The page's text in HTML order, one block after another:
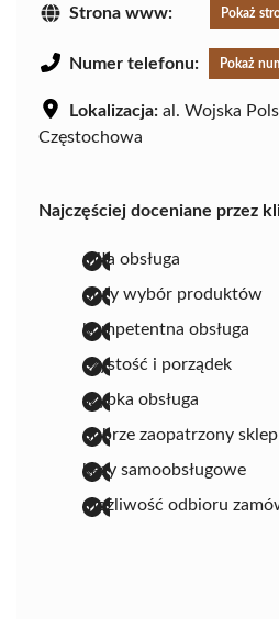
Strona www: Pokaż
Numer telefonu: Pokaż
Lokalizacja: al. Wojska
Częstochowa
Najczęściej doceniane przez
miła obsługa
duży wybór produktów
kompetentna obsługa
czystość i porządek
szybka obsługa
dobrze zaopatrzony sklep
kasy samoobsługowe
możliwość odbioru